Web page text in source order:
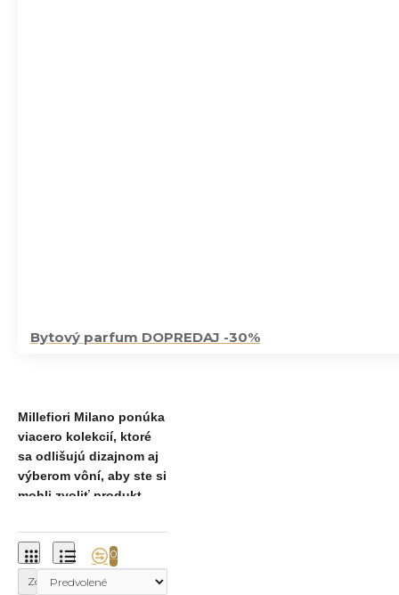
Bytový parfum DOPREDAJ -30%
Millefiori Milano ponúka
viacero kolekcií, ktoré
sa odlišujú dizajnom aj
výberom vôní, aby ste si
mohli zvoliť produkt
vkusu a štýlu interiéru.
Vybrať si môžete z
kolekcií ZONA, MILANO
0
Zoradiť podľa: